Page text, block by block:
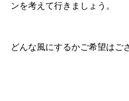
ンを考えて行きましょう。
どんな風にするかご希望はご